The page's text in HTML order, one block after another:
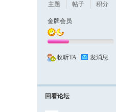
主题
帖子
积分
金牌会员
收听TA 发消息
回看论坛